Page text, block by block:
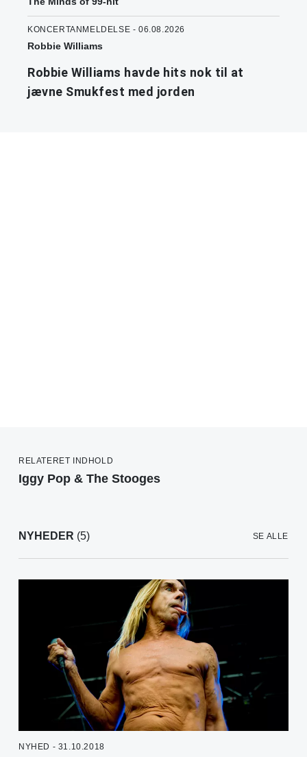
KONCERTANMELDELSE - 06.08.2026
Robbie Williams
Robbie Williams havde hits nok til at
jævne Smukfest med jorden
RELATERET INDHOLD
Iggy Pop & The Stooges
NYHEDER (5) SE ALLE
NYHED - 31.10.2018